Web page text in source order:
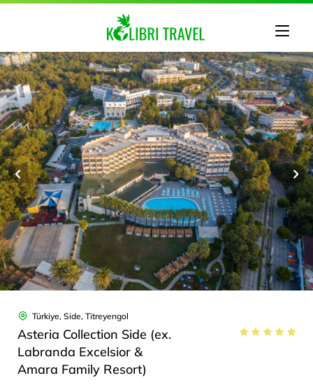
Türkiye, Side, Titreyengol
Asteria Collection Side (ex.
Labranda Excelsior &
Amara Family Resort)